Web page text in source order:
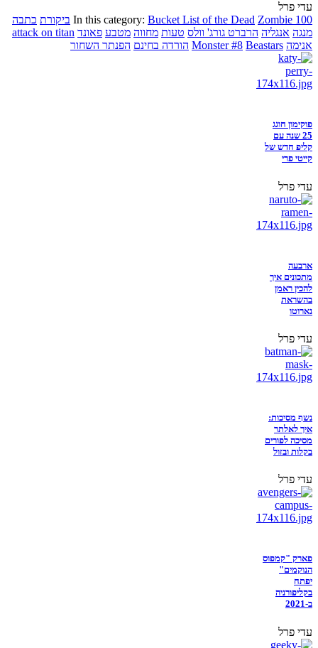
עדי פרל
In this category: Bucket List of the Dead Zombie 100 ביקורת כתבה
מנגה אנגליה הרברט גורג' וולס טעות מחווה מטבע פאונד attack on titan
אנימה
Monster #8 Beastars הורדה בחינם הפנתר השחור
פוקימון חוגג
25 שנה עם
קליפ חדש של
קייטי פרי
עדי פרל
ארבעה
מתכונים איך
להכין ראמן
בהשראת
נארוטו
עדי פרל
נשף מסיכות:
איך לאלתר
מסיכה לפורים
בקלות ובזול
עדי פרל
פארק "קמפוס
הנוקמים"
יפתח
בקליפורניה
ב-2021
עדי פרל